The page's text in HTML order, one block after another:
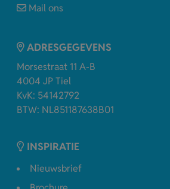
Mail ons
ADRESGEGEVENS
Morsestraat 11 A-B
4004 JP Tiel
KvK: 54142792
BTW: NL851187638B01
INSPIRATIE
Nieuwsbrief